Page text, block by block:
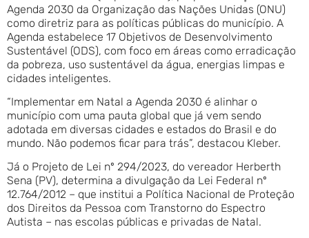
Agenda 2030 da Organização das Nações Unidas (ONU)
como diretriz para as políticas públicas do município. A
Agenda estabelece 17 Objetivos de Desenvolvimento
Sustentável (ODS), com foco em áreas como erradicação
da pobreza, uso sustentável da água, energias limpas e
cidades inteligentes.
“Implementar em Natal a Agenda 2030 é alinhar o
município com uma pauta global que já vem sendo
adotada em diversas cidades e estados do Brasil e do
mundo. Não podemos ficar para trás”, destacou Kleber.
Já o Projeto de Lei nº 294/2023, do vereador Herberth
Sena (PV), determina a divulgação da Lei Federal nº
12.764/2012 – que institui a Política Nacional de Proteção
dos Direitos da Pessoa com Transtorno do Espectro
Autista – nas escolas públicas e privadas de Natal.